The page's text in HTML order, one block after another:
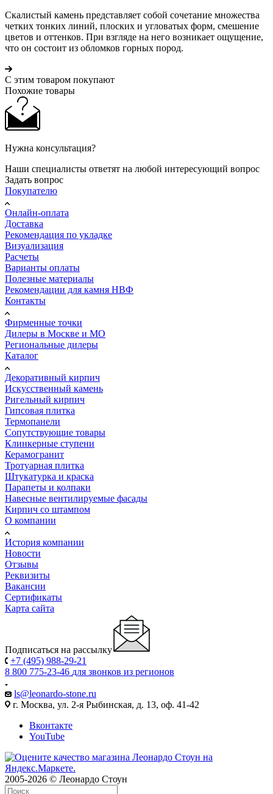
Скалистый камень представляет собой сочетание множества
четких тонких линий, плоских и угловатых форм, смешение
цветов и оттенков. При взгляде на него возникает ощущение,
что он состоит из обломков горных пород.
С этим товаром покупают
Похожие товары
Нужна консультация?
Наши специалисты ответят на любой интересующий вопрос
Задать вопрос
Покупателю
Онлайн-оплата
Доставка
Рекомендация по укладке
Визуализация
Расчеты
Варианты оплаты
Полезные материалы
Рекомендации для камня НВФ
Контакты
Фирменные точки
Дилеры в Москве и МО
Региональные дилеры
Каталог
Декоративный кирпич
Искусственный камень
Ригельный кирпич
Гипсовая плитка
Термопанели
Сопутствующие товары
Клинкерные ступени
Керамогранит
Тротуарная плитка
Штукатурка и краска
Парапеты и колпаки
Навесные вентилируемые фасады
Кирпич со штампом
О компании
История компании
Новости
Отзывы
Реквизиты
Вакансии
Сертификаты
Карта сайта
Подписаться на рассылку
+7 (495) 988-29-21
8 800 775-23-46 для звонков из регионов
ls@leonardo-stone.ru
г. Москва, ул. 2-я Рыбинская, д. 13, оф. 41-42
Вконтакте
YouTube
2005-2026 © Леонардо Стоун